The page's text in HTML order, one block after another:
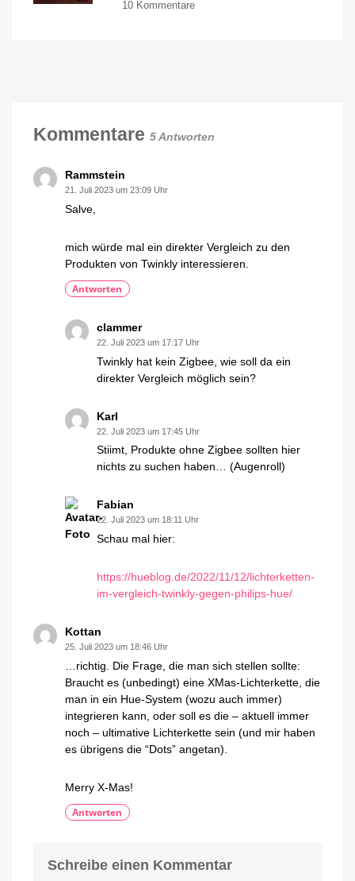
10 Kommentarezu
Euro
Kommentare 5 Antworten
Rammstein
21. Juli 2023 um 23:09 Uhr
Salve,
mich würde mal ein direkter Vergleich zu den
Produkten von Twinkly interessieren.
Antworten
clammer
22. Juli 2023 um 17:17 Uhr
Twinkly hat kein Zigbee, wie soll da ein
direkter Vergleich möglich sein?
Karl
22. Juli 2023 um 17:45 Uhr
Stiimt, Produkte ohne Zigbee sollten hier
nichts zu suchen haben… (Augenroll)
Fabian
22. Juli 2023 um 18:11 Uhr
Schau mal hier:
https://hueblog.de/2022/11/12/lichterketten-
im-vergleich-twinkly-gegen-philips-hue/
Kottan
25. Juli 2023 um 18:46 Uhr
…richtig. Die Frage, die man sich stellen sollte:
Braucht es (unbedingt) eine XMas-Lichterkette, die
man in ein Hue-System (wozu auch immer)
integrieren kann, oder soll es die – aktuell immer
noch – ultimative Lichterkette sein (und mir haben
es übrigens die “Dots” angetan).
Merry X-Mas!
Antworten
Schreibe einen Kommentar